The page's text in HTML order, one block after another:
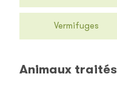
Vermifuges
Animaux traités